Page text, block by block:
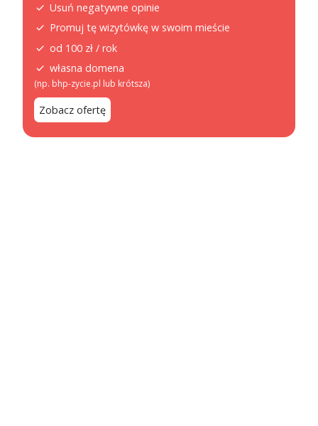
Usuń negatywne opinie
Promuj tę wizytówkę w swoim mieście
od 100 zł / rok
własna domena
(np. bhp-zycie.pl lub krótsza)
Zobacz ofertę